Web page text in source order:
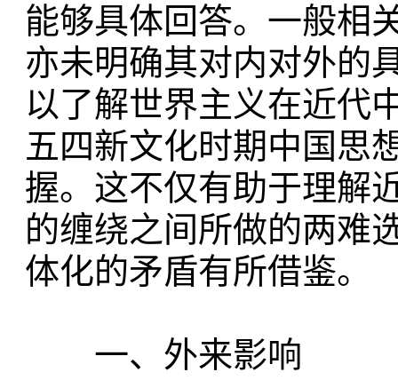
能够具体回答。一般相
亦未明确其对内对外的
以了解世界主义在近代
五四新文化时期中国思
握。这不仅有助于理解
的缠绕之间所做的两难
体化的矛盾有所借鉴。
一、外来影响